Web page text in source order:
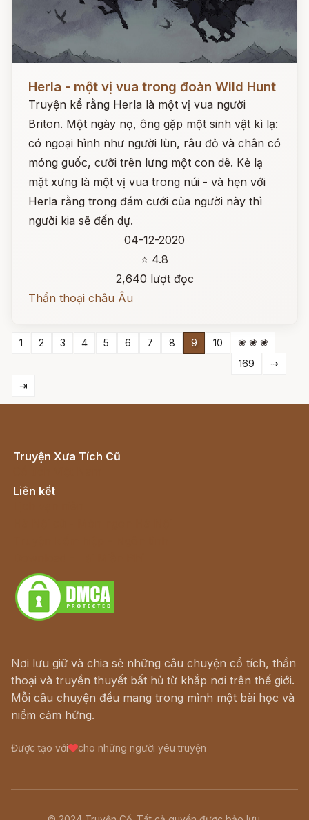
Herla - một vị vua trong đoàn Wild Hunt
Truyện kể rằng Herla là một vị vua người
Briton. Một ngày nọ, ông gặp một sinh vật kì lạ:
có ngoại hình như người lùn, râu đỏ và chân có
móng guốc, cưỡi trên lưng một con dê. Kẻ lạ
mặt xưng là một vị vua trong núi - và hẹn với
Herla rằng trong đám cưới của người này thì
người kia sẽ đến dự.
04-12-2020
⭐ 4.8
2,640 lượt đọc
Thần thoại châu Âu
1 2 3 4 5 6 7 8 9 10
❀ ❀ ❀
169
⇢
⇥
Truyện Xưa Tích Cũ
Liên kết
Nơi lưu giữ và chia sẻ những câu chuyện cổ tích, thần
thoại và truyền thuyết bất hủ từ khắp nơi trên thế giới.
Mỗi câu chuyện đều mang trong mình một bài học và
niềm cảm hứng.
Được tạo với cho những người yêu truyện